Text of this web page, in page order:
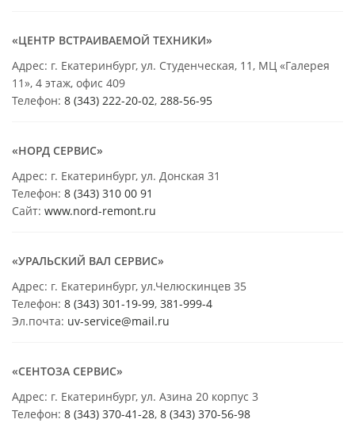
«ЦЕНТР ВСТРАИВАЕМОЙ ТЕХНИКИ»
Адрес: г. Екатеринбург, ул. Студенческая, 11, МЦ «Галерея
11», 4 этаж, офис 409
Телефон: 8 (343) 222-20-02, 288-56-95
«НОРД СЕРВИС»
Адрес: г. Екатеринбург, ул. Донская 31
Телефон: 8 (343) 310 00 91
Сайт: www.nord-remont.ru
«УРАЛЬСКИЙ ВАЛ СЕРВИС»
Адрес: г. Екатеринбург, ул.Челюскинцев 35
Телефон: 8 (343) 301-19-99, 381-999-4
Эл.почта: uv-service@mail.ru
«СЕНТОЗА СЕРВИС»
Адрес: г. Екатеринбург, ул. Азина 20 корпус 3
Телефон: 8 (343) 370-41-28, 8 (343) 370-56-98